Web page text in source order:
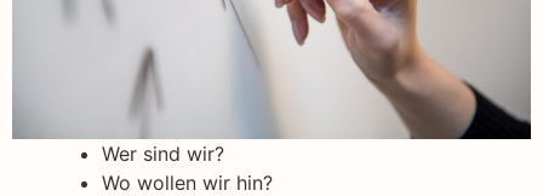
Wer sind wir?
Wo wollen wir hin?